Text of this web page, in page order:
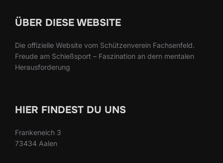
ÜBER DIESE WEBSITE
Die offizielle Website vom Schützenverein Fachsenfeld.
Freude am Schießsport – Faszination an dern mentalen
Herausforderung
HIER FINDEST DU UNS
Frankeneich 3
73434 Aalen